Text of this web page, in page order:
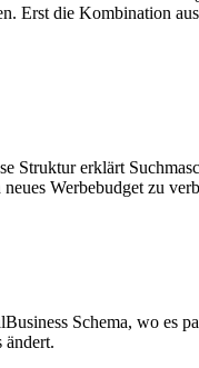
Erst die Kombination
Struktur erklärt
Werbebudget zu
Schema, wo es
ändert.